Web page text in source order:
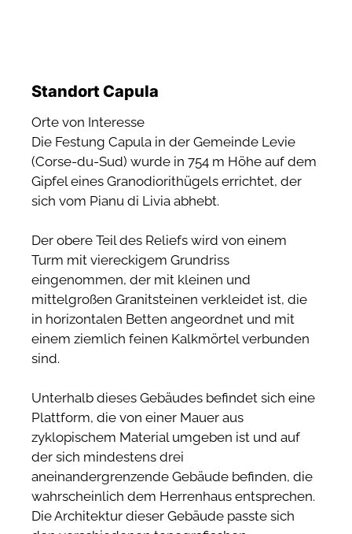
Standort Capula
Orte von Interesse
Die Festung Capula in der Gemeinde Levie
(Corse-du-Sud) wurde in 754 m Höhe auf dem
Gipfel eines Granodiorithügels errichtet, der
sich vom Pianu di Livia abhebt.
Der obere Teil des Reliefs wird von einem
Turm mit viereckigem Grundriss
eingenommen, der mit kleinen und
mittelgroßen Granitsteinen verkleidet ist, die
in horizontalen Betten angeordnet und mit
einem ziemlich feinen Kalkmörtel verbunden
sind.
Unterhalb dieses Gebäudes befindet sich eine
Plattform, die von einer Mauer aus
zyklopischem Material umgeben ist und auf
der sich mindestens drei
aneinandergrenzende Gebäude befinden, die
wahrscheinlich dem Herrenhaus entsprechen.
Die Architektur dieser Gebäude passte sich